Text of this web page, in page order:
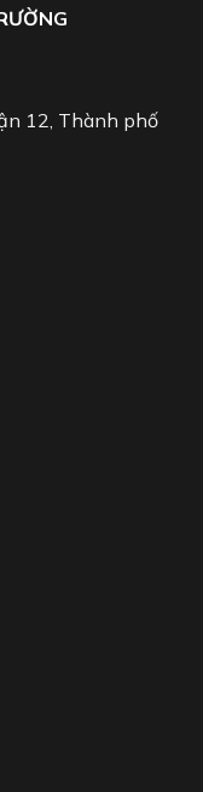
12, Thành phố